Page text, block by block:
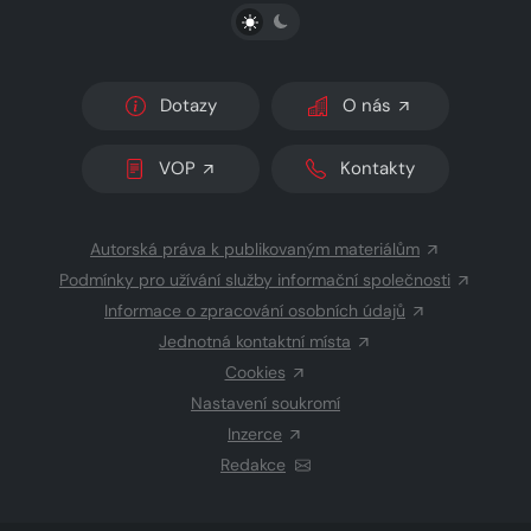
PŘEPNOUT SVĚTLÝ/TMAVÝ REŽIM
Dotazy O nás
VOP Kontakty
Autorská práva k publikovaným materiálům
Podmínky pro užívání služby informační společnosti
Informace o zpracování osobních údajů
Jednotná kontaktní místa
Cookies
Nastavení soukromí
Inzerce
Redakce